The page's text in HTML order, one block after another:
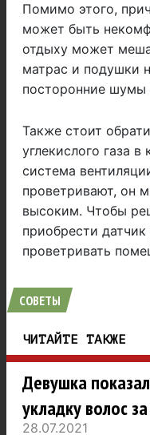
Помимо этого,
может быть
отдыху может
матрас и подушки
посторонние шумы
Также стоит
углекислого газа
система
проветривают, он
высоким. Чтобы
приобрести датчик
проветривать
СОВЕТЫ
ЧИТАЙТЕ ТАКЖЕ
Девушка
укладку волос
28.07.2021